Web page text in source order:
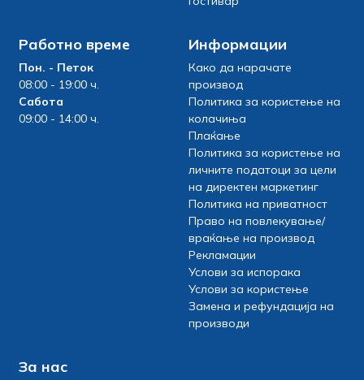
Работно време
Пон. - Петок
08:00 - 19:00 ч.
Сабота
09:00 - 14:00 ч.
Информации
Како да нарачате
производ
Политика за користење на
колачиња
Плаќање
Политика за користење на
личните податоци за цели
на директен маркетинг
Политика на приватност
Право на повлекување/
враќање на производ
Рекламации
Услови за испорака
Услови за користење
Замена и рефундација на
производи
За нас